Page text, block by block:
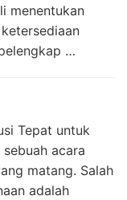
menentukan
…
Tepat untuk
acara
matang. Salah
adalah